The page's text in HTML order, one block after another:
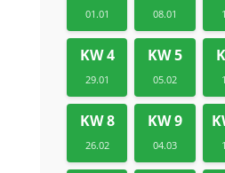
01.01 08.01
KW 4
29.01
KW 5
05.02
KW 8
26.02
KW 9
04.03